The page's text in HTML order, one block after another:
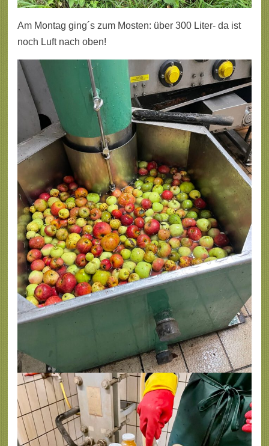
Am Montag ging´s zum Mosten: über 300 Liter- da ist
noch Luft nach oben!